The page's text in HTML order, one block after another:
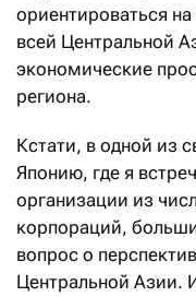
ориентироваться
всей Центральной
экономические
региона.
Кстати, в одной из
Японию, где я
организации из
корпораций,
вопрос о
Центральной Азии.